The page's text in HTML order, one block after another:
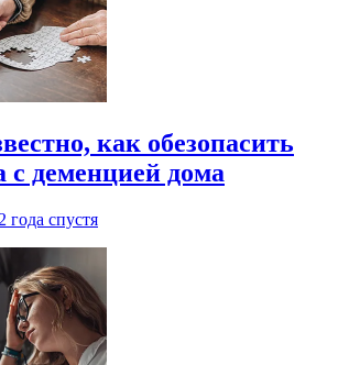
как обезопасить
с деменцией дома
2 года спустя